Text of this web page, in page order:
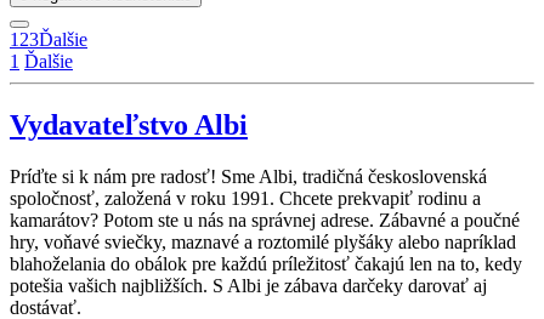
1 23Ďalšie
1 Ďalšie
Vydavateľstvo Albi
Príďte si k nám pre radosť! Sme Albi, tradičná československá
spoločnosť, založená v roku 1991. Chcete prekvapiť rodinu a
kamarátov? Potom ste u nás na správnej adrese. Zábavné a poučné
hry, voňavé sviečky, maznavé a roztomilé plyšáky alebo napríklad
blahoželania do obálok pre každú príležitosť čakajú len na to, kedy
potešia vašich najbližších. S Albi je zábava darčeky darovať aj
dostávať.